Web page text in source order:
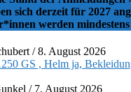
sich derzeit für 2027
werden
/8. August 2026
GS , Helm ja,
/ 7. August 2026